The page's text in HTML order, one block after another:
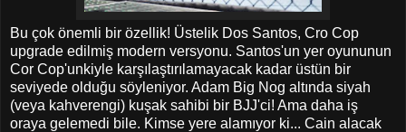
Bu çok önemli bir özellik! Üstelik Dos Santos, Cro Cop
upgrade edilmiş modern versyonu. Santos'un yer oyununun
Cor Cop'unkiyle karşılaştırılamayacak kadar üstün bir
seviyede olduğu söyleniyor. Adam Big Nog altında siyah
(veya kahverengi) kuşak sahibi bir BJJ'ci! Ama daha iş
oraya gelemedi bile. Kimse yere alamıyor ki... Cain alacak